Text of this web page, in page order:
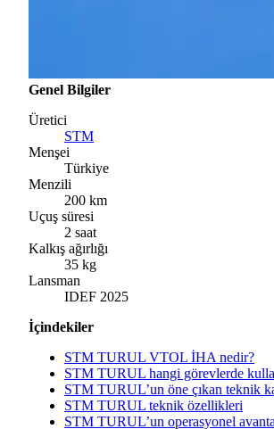
Genel Bilgiler
Üretici
STM
Menşei
Türkiye
Menzili
200 km
Uçuş süresi
2 saat
Kalkış ağırlığı
35 kg
Lansman
IDEF 2025
İçindekiler
STM TURUL VTOL İHA nedir?
STM TURUL hangi görevlerde
STM TURUL’un öne çıkan teknik
STM TURUL teknik özellikleri
STM TURUL’un operasyonel